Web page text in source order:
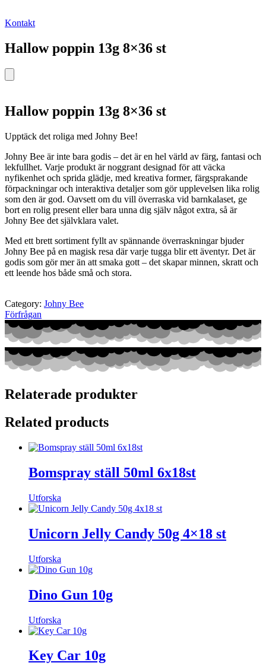
Kontakt
Hallow poppin 13g 8×36 st
Hallow poppin 13g 8×36 st
Upptäck det roliga med Johny Bee!
Johny Bee är inte bara godis – det är en hel värld av färg, fantasi och
lekfullhet. Varje produkt är noggrant designad för att väcka
nyfikenhet och sprida glädje, med kreativa former, färgsprakande
förpackningar och interaktiva detaljer som gör upplevelsen lika rolig
som den är god. Oavsett om du vill överraska vid barnkalaset, ge
bort en rolig present eller bara unna dig själv något extra, så är
Johny Bee det självklara valet.
Med ett brett sortiment fyllt av spännande överraskningar bjuder
Johny Bee på en magisk resa där varje tugga blir ett äventyr. Det är
godis som gör mer än att smaka gott – det skapar minnen, skratt och
ett leende hos både små och stora.
Category: Johny Bee
Förfrågan
Relaterade produkter
Related products
Bomspray ställ 50ml 6x18st
Utforska
Unicorn Jelly Candy 50g 4×18 st
Utforska
Dino Gun 10g
Utforska
Key Car 10g